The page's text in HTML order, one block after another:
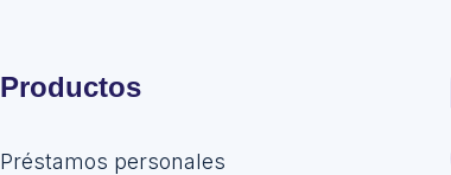
Productos
Préstamos personales